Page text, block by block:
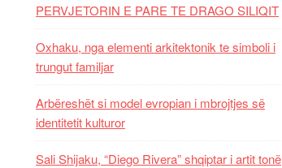
PERVJETORIN E PARE TE DRAGO SILIQIT
Oxhaku, nga elementi arkitektonik te simboli i
trungut familjar
Arbëreshët si model evropian i mbrojtjes së
identitetit kulturor
Sali Shijaku, “Diego Rivera” shqiptar i artit tonë